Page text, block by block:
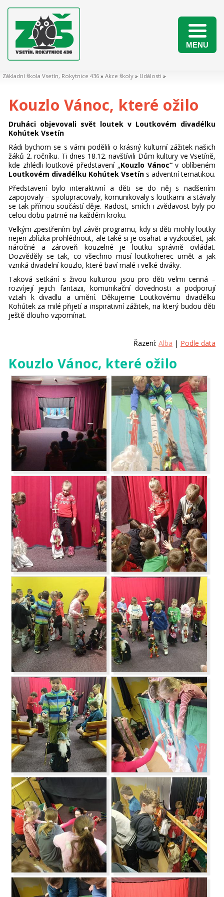
MENU
Základní škola Vsetín, Rokytnice 436 » Akce školy » Události »
Kouzlo Vánoc, které ožilo
Druháci objevovali svět loutek v Loutkovém divadélku
Kohútek Vsetín
Rádi bychom se s vámi podělili o krásný kulturní zážitek našich
žáků 2. ročníku. Ti dnes 18.12. navštívili Dům kultury ve Vsetíně,
kde zhlédli loutkové představení „Kouzlo Vánoc“v oblíbeném
Loutkovém divadélku Kohútek Vsetín s adventní tematikou.
Představení bylo interaktivní a děti se do něj s nadšením
zapojovaly – spolupracovaly, komunikovaly s loutkami a stávaly
se tak přímou součástí děje. Radost, smích i zvědavost byly po
celou dobu patrné na každém kroku.
Velkým zpestřením byl závěr programu, kdy si děti mohly loutky
nejen zblízka prohlédnout, ale také si je osahat a vyzkoušet, jak
náročné a zároveň kouzelné je loutku správně ovládat.
Dozvěděly se tak, co všechno musí loutkoherec umět a jak
vzniká divadelní kouzlo, které baví malé i velké diváky.
Taková setkání s živou kulturou jsou pro děti velmi cenná –
rozvíjejí jejich fantazii, komunikační dovednosti a podporují
vztah k divadlu a umění. Děkujeme Loutkovému divadélku
Kohútek za milé přijetí a inspirativní zážitek, na který budou děti
ještě dlouho vzpomínat.
Řazení: Alba | Podle data
Kouzlo Vánoc, které ožilo